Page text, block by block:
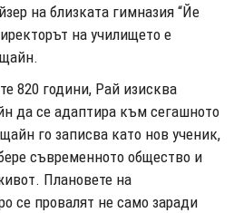
на близката гимназия “Йе
на училището е
820 години, Рай изисква
да се адаптира към сегашното
го записва като нов ученик,
съвременното общество и
Плановете на
се провалят не само заради